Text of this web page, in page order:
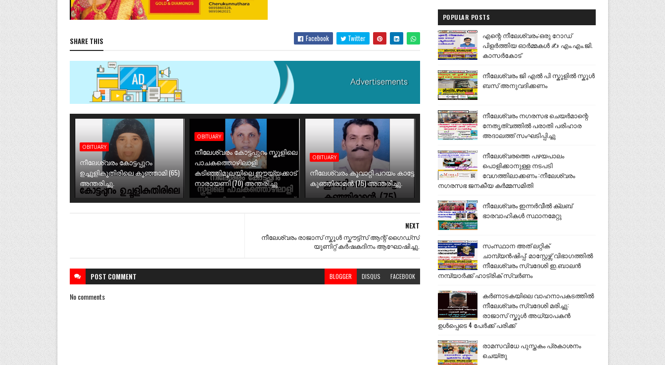
SHARE THIS Facebook Twitter
OBITUARY
നീലേശ്വരം കോട്ടപ്പുറം
ഉച്ചൂളികുതിരിലെ കുഞ്ഞാമി (65)
അന്തരിച്ചു.
OBITUARY
നീലേശ്വരം കോട്ടപ്പുറം സ്കൂളിലെ
പാചകത്തൊഴിലാളി
കടിഞ്ഞിമൂലയിലെ ഈയ്യക്കാട്
നാരായണി (70) അന്തരിച്ചു
OBITUARY
നീലേശ്വരം കൂവാറ്റി പറയം കാട്ടേ
കുഞ്ഞിരാമൻ (75) അന്തരിച്ചു.
NEXT
നീലേശ്വരം രാജാസ് സ്കൂൾ സ്കൗട്ട്സ് ആന്റ് ഗൈഡ്സ്
യൂണിറ്റ് കർഷകദിനം ആഘോഷിച്ചു.
POST COMMENT BLOGGER DISQUS FACEBOOK
No comments
POPULAR POSTS
എന്റെ നീലേശ്വരം:ഒരു റോഡ്
പിളർത്തിയ ഓർമ്മകൾ ✍️ എം.എം.ജി.
കാസർകോട്
നീലേശ്വരം ജി എൽ പി സ്കൂളിൽ സ്കൂൾ
ബസ് അനുവദിക്കണം
നീലേശ്വരം നഗരസഭ ചെയർമാന്റെ
നേതൃത്വത്തിൽ പരാതി പരിഹാര
അദാലത്ത് സംഘടിപ്പിച്ചു
നീലേശ്വരത്തെ പഴയപാലം
പൊളിക്കാനുള്ള നടപടി
വേഗത്തിലാക്കണം :നീലേശ്വരം
നഗരസഭ ജനകീയ കർമ്മസമിതി
നീലേശ്വരം ഇന്നർവീൽ ക്ലബ്
ഭാരവാഹികൾ സ്ഥാനമേറ്റു
സംസ്ഥാന അത് ലറ്റിക്
ചാമ്പ്യൻഷിപ്പ്: മാസ്റ്റേഴ്സ് വിഭാഗത്തിൽ
നീലേശ്വരം സ്വദേശി ഇ.ബാലൻ
നമ്പ്യാർക്ക് ഹാട്രിക് സ്വർണം
കർണാടകയിലെ വാഹനാപകടത്തിൽ
നീലേശ്വരം സ്വദേശി മരിച്ചു:
രാജാസ് സ്കൂൾ അധ്യാപകൻ
ഉൾപ്പെടെ 4 പേർക്ക് പരിക്ക്
രാമസവിധേ പുസ്തകം പ്രകാശനം
ചെയ്തു